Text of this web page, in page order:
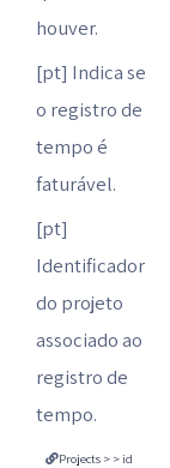
houver.
[pt] Indica se
o registro de
tempo é
faturável.
[pt]
Identificador
do projeto
associado ao
registro de
tempo.
Projects > > id